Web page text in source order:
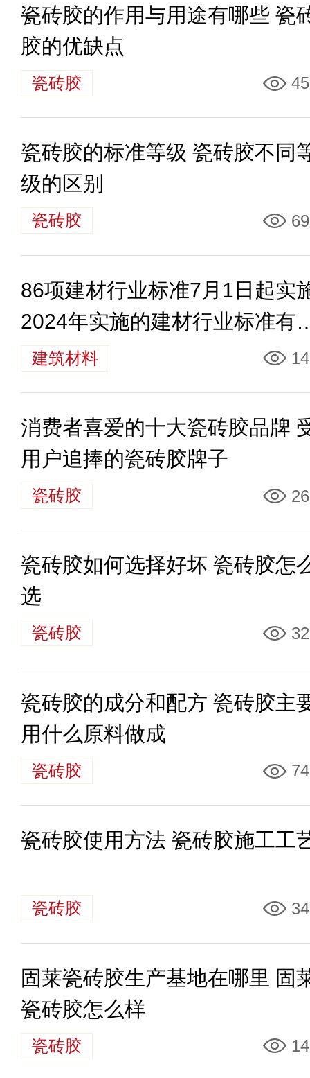
瓷砖胶的作用与用途有哪些 瓷
胶的优缺点
瓷砖胶
瓷砖胶的标准等级 瓷砖胶不同
级的区别
瓷砖胶
86项建材行业标准7月1日起实
2024年实施的建材行业标准有
些建筑材料
消费者喜爱的十大瓷砖胶品牌
用户追捧的瓷砖胶牌子
瓷砖胶
瓷砖胶如何选择好坏 瓷砖胶怎
选
瓷砖胶
瓷砖胶的成分和配方 瓷砖胶主
用什么原料做成
瓷砖胶
瓷砖胶使用方法 瓷砖胶施工工
瓷砖胶
固莱瓷砖胶生产基地在哪里 固
瓷砖胶怎么样
瓷砖胶